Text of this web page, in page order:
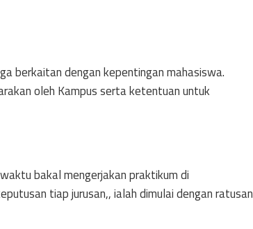
berkaitan dengan kepentingan mahasiswa.
oleh Kampus serta ketentuan untuk
bakal mengerjakan praktikum di
tiap jurusan,, ialah dimulai dengan ratusan